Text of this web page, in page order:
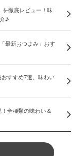
を徹底レビュー！味
♪
最新おつまみ」おす
すすめ7選。味わい
全種類の味わい＆